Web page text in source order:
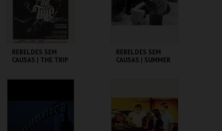
COMPRAR COMPRAR
REBELDES SEM
CAUSAS | THE TRIP
MAIS INFO
REBELDES SEM
CAUSAS | SUMMER
MAIS INFO